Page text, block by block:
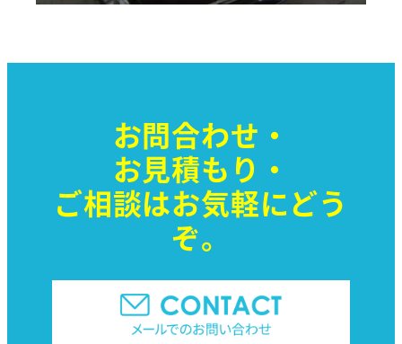
お問合わせ・
お見積もり・
ご相談はお気軽にどう
ぞ。